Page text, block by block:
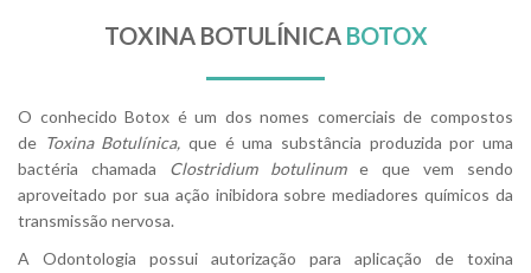
TOXINA BOTULÍNICA BOTOX
O conhecido Botox é um dos nomes comerciais de compostos
de Toxina Botulínica, que é uma substância produzida por uma
bactéria chamada Clostridium botulinume que vem sendo
aproveitado por sua ação inibidora sobre mediadores químicos da
transmissão nervosa.
A Odontologia possui autorização para aplicação de toxina